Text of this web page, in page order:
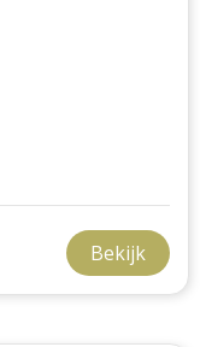
Bekijk